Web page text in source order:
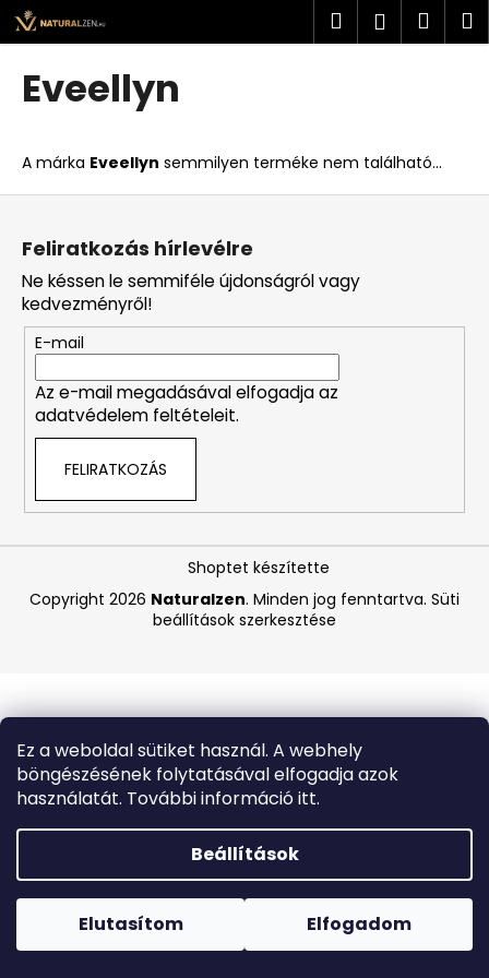
Ez a weboldal sütiket használ. A webhely
böngészésének folytatásával elfogadja azok
használatát. További információ itt.
Beállítások
Elutasítom Elfogadom
Ugrás
fő
tartalomhoz
Forró napokon nem javasoljuk a csomagautomatákba
történő kézbesítést. A magas hőmérsékletre érzékeny
termékek átvételkor nem biztos, hogy optimális állapotban
Keresés
Eveellyn
A márka Eveellyn semmilyen terméke nem található...
K
o
i
t
k
e
r
e
s
?
A
á
u
k
BIODERMA
PHOTODERM
PEDIATRICS
SPF
50+
(LEJÁRAT:
L
Feliratkozás hírlevélre
Ne késsen le semmiféle újdonságról vagy
kedvezményről!
E-mail
Az e-mail megadásával elfogadja az
adatvédelem feltételeit.
FELIRATKOZÁS
Shoptet készítette
Copyright 2026 Naturalzen. Minden jog fenntartva. Süti
beállítások szerkesztése